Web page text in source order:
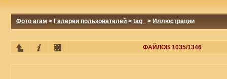
Фото агам > Галереи пользователей > tag_ > Иллюстрации
ФАЙЛОВ 1035/1346